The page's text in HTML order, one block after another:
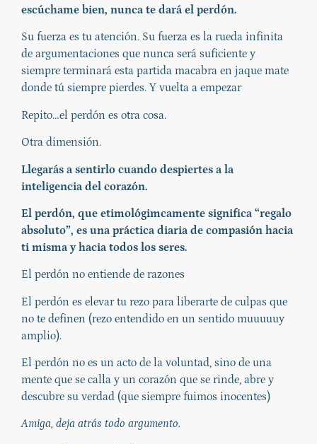
escúchame bien, nunca te dará el perdón.
Su fuerza es tu atención. Su fuerza es la rueda infinita
de argumentaciones que nunca será suficiente y
siempre terminará esta partida macabra en jaque mate
donde tú siempre pierdes. Y vuelta a empezar
Repito…el perdón es otra cosa.
Otra dimensión.
Llegarás a sentirlo cuando despiertes a la
inteligencia del corazón.
El perdón, que etimológimcamente significa “regalo
absoluto”, es una práctica diaria de compasión hacia
ti misma y hacia todos los seres.
El perdón no entiende de razones
El perdón es elevar tu rezo para liberarte de culpas que
no te definen (rezo entendido en un sentido muuuuuy
amplio).
El perdón no es un acto de la voluntad, sino de una
mente que se calla y un corazón que se rinde, abre y
descubre su verdad (que siempre fuimos inocentes)
Amiga, deja atrás todo argumento.